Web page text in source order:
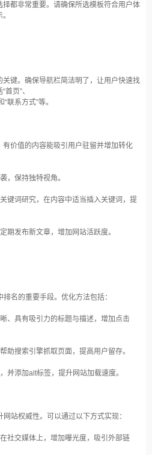
都非常重要。请确保所选模板符合用户体
关键。确保导航栏简洁明了，让用户快速找
页”、
“联系方式”等。
价值的内容能吸引用户驻留并增加转化
，保持独特视角。
键词研究，在内容中适当插入关键词，提
期发布新文章，增加网站活跃度。
名的重要手段。优化方法包括：
、具有吸引力的标题与描述，增加点击
助搜索引擎抓取页面，提高用户留存。
并添加alt标签，提升网站加载速度。
站权威性。可以通过以下方式实现：
社交媒体上，增加曝光度，吸引外部链